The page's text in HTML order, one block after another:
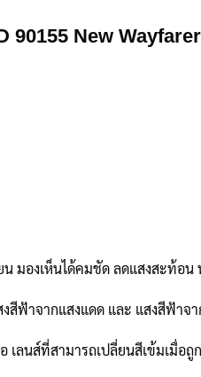
90155 New Wayfarer
มองเห็นได้คมชัด ลดแสงสะท้อ
สีฟ้าจากแสงแดด และ แสงสีฟ้า
เลนส์ที่สามารถเปลี่ยนสีเข้มเมื่อ